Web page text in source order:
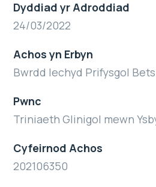
Dyddiad yr Adroddiad
24/03/2022
Achos yn Erbyn
Bwrdd Iechyd Prifysgol
Pwnc
Triniaeth Glinigol mewn
Cyfeirnod Achos
202106350